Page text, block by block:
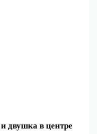
двушка в центре